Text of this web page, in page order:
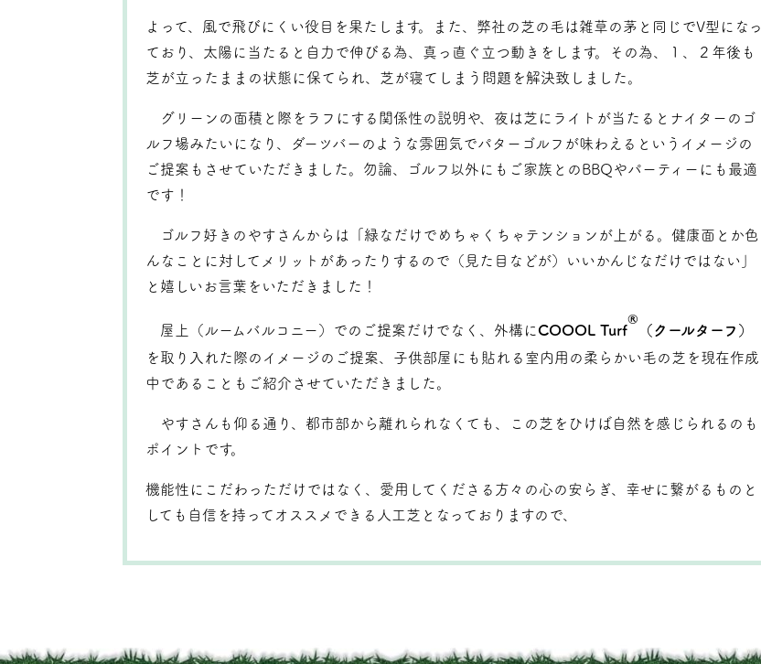
よって、風で飛びにくい役目を果たします。また、弊社の芝の毛は雑草の茅と同じでV型になっ
ており、太陽に当たると自力で伸びる為、真っ直ぐ立つ動きをします。その為、１、２年後も
芝が立ったままの状態に保てられ、芝が寝てしまう問題を解決致しました。
グリーンの面積と際をラフにする関係性の説明や、夜は芝にライトが当たるとナイターのゴ
ルフ場みたいになり、ダーツバーのような雰囲気でパターゴルフが味わえるというイメージの
ご提案もさせていただきました。勿論、ゴルフ以外にもご家族とのBBQやパーティーにも最適
です！
ゴルフ好きのやすさんからは「緑なだけでめちゃくちゃテンションが上がる。健康面とか色
んなことに対してメリットがあったりするので（見た目などが）いいかんじなだけではない」
と嬉しいお言葉をいただきました！
屋上（ルームバルコニー）でのご提案だけでなく、外構にCOOOL Turf
®
（クールターフ）
を取り入れた際のイメージのご提案、子供部屋にも貼れる室内用の柔らかい毛の芝を現在作成
中であることもご紹介させていただきました。
やすさんも仰る通り、都市部から離れられなくても、この芝をひけば自然を感じられるのも
ポイントです。
機能性にこだわっただけではなく、愛用してくださる方々の心の安らぎ、幸せに繋がるものと
しても自信を持ってオススメできる人工芝となっておりますので、